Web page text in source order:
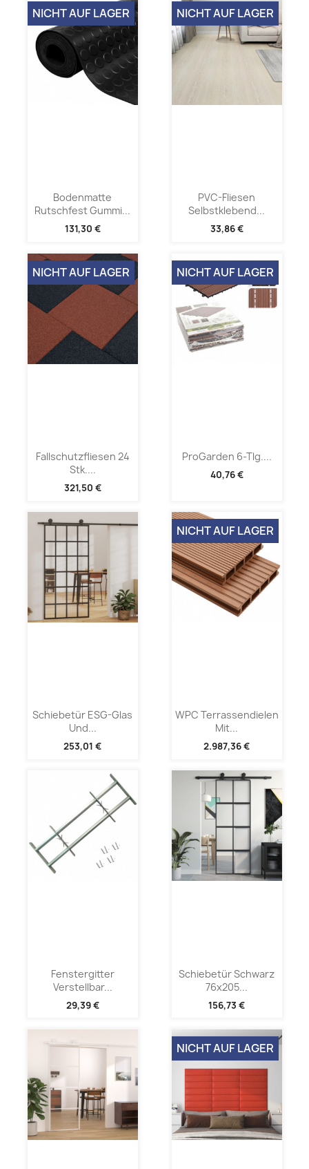
Bodenmatte
Rutschfest Gummi...
131,30 €
NICHT AUF LAGER
PVC-Fliesen
Selbstklebend...
33,86 €
NICHT AUF LAGER
Fallschutzfliesen 24
Stk....
321,50 €
NICHT AUF LAGER
ProGarden 6-Tlg....
40,76 €
NICHT AUF LAGER
Schiebetür ESG-Glas
Und...
253,01 €
WPC Terrassendielen
Mit...
2.987,36 €
NICHT AUF LAGER
Fenstergitter
Verstellbar...
29,39 €
Schiebetür Schwarz
76x205...
156,73 €
NICHT AUF LAGER